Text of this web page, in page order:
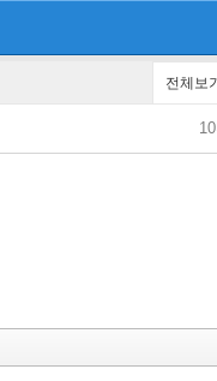
전체보